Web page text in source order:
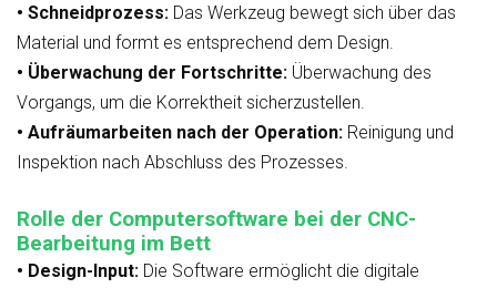
• Schneidprozess: Das Werkzeug bewegt sich über das
Material und formt es entsprechend dem Design.
• Überwachung der Fortschritte: Überwachung des
Vorgangs, um die Korrektheit sicherzustellen.
• Aufräumarbeiten nach der Operation: Reinigung und
Inspektion nach Abschluss des Prozesses.
Rolle der Computersoftware bei der CNC-
Bearbeitung im Bett
• Design-Input: Die Software ermöglicht die digitale